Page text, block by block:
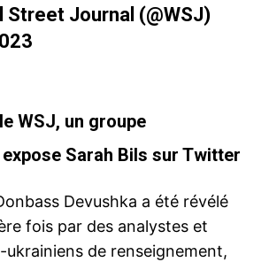
Street Journal (@WSJ)
WSJ, un groupe
expose Sarah Bils sur Twitter
Devushka a été révélé
fois par des analystes et
de renseignement,